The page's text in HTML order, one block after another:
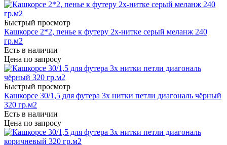
Быстрый просмотр
Кашкорсе 2*2, пенье к футеру 2х-нитке серый меланж 240
гр.м2
Есть в наличии
Цена по запросу
Быстрый просмотр
Кашкорсе 30/1,5 для футера 3х нитки петли диагональ чёрный
320 гр.м2
Есть в наличии
Цена по запросу